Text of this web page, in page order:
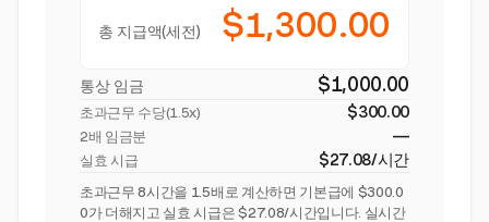
총 지급액(세전) $1,300.00
통상 임금 $1,000.00
초과근무 수당(1.5x) $300.00
2배 임금분 —
실효 시급 $27.08/시간
초과근무 8시간을 1.5배로 계산하면 기본급에 $300.0
0가 더해지고 실효 시급은 $27.08/시간입니다. 실시간